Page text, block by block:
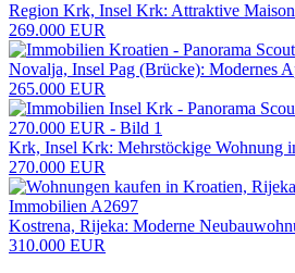
Region Krk, Insel Krk: Attraktive
269.000 EUR
Novalja, Insel Pag (Brücke): Modernes
265.000 EUR
Krk, Insel Krk: Mehrstöckige Wohnung
270.000 EUR
Kostrena, Rijeka: Moderne
310.000 EUR